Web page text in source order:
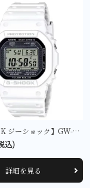
【G-SHOCK ジーショック】GW-5000HS-7JF
込)
詳細を見る